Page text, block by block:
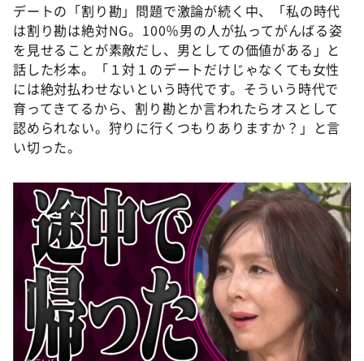
デートの「割り勘」問題で激論が続く中、「私の時代
は割り勘は絶対NG。100％男の人が払ってがんばる姿
を見せることが素敵だし、男としての価値がある」と
話した杉本。「１対１のデートだけじゃなくても女性
には絶対払わせないという時代です。そういう時代で
育ってきてるから、割り勘とか言われたらオスとして
認められない。狩りに行くつもりありますか？」と言
い切った。